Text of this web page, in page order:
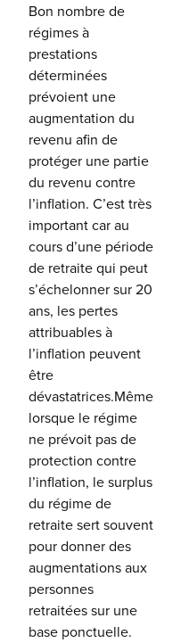
Bon nombre de
régimes à
prestations
déterminées
prévoient une
augmentation du
revenu afin de
protéger une partie
du revenu contre
l’inflation. C’est très
important car au
cours d’une période
de retraite qui peut
s’échelonner sur 20
ans, les pertes
attribuables à
l’inflation peuvent
être
dévastatrices.Même
lorsque le régime
ne prévoit pas de
protection contre
l’inflation, le surplus
du régime de
retraite sert souvent
pour donner des
augmentations aux
personnes
retraitées sur une
base ponctuelle.